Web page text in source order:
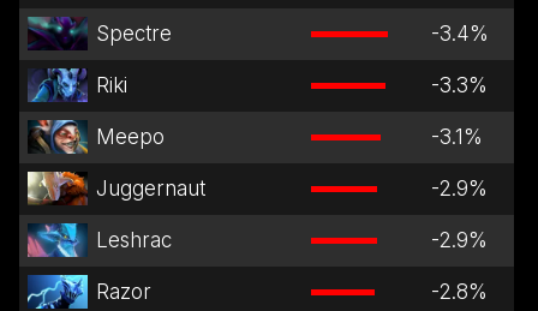
Spectre -3.4%
Riki -3.3%
Meepo -3.1%
Juggernaut -2.9%
Leshrac -2.9%
Razor -2.8%